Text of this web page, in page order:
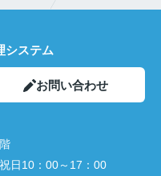
システム
お問い合わせ
日10：00～17：00